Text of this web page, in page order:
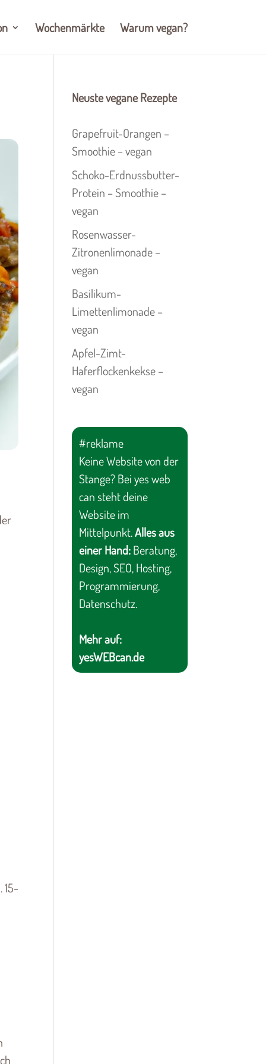
Wochenmärkte Warum vegan?
15-
Neuste vegane Rezepte
Grapefruit-Orangen –
Smoothie – vegan
Schoko-Erdnussbutter-
Protein – Smoothie –
vegan
Rosenwasser-
Zitronenlimonade –
vegan
Basilikum-
Limettenlimonade –
vegan
Apfel-Zimt-
Haferflockenkekse –
vegan
#reklame
Keine Website von der
Stange? Bei yes web
can steht deine
Website im
Mittelpunkt.Alles aus
einer Hand:Beratung,
Design, SEO, Hosting,
Programmierung,
Datenschutz.
Mehr auf:
yesWEBcan.de